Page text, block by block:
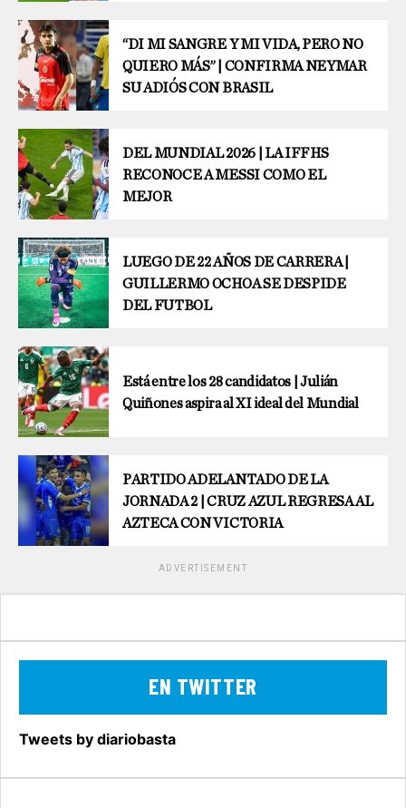
“DI MI SANGRE Y MI VIDA, PERO NO
QUIERO MÁS” | CONFIRMA NEYMAR
SU ADIÓS CON BRASIL
DEL MUNDIAL 2026 | LA IFFHS
RECONOCE A MESSI COMO EL
MEJOR
LUEGO DE 22 AÑOS DE CARRERA |
GUILLERMO OCHOA SE DESPIDE
DEL FUTBOL
Está entre los 28 candidatos | Julián
Quiñones aspira al XI ideal del Mundial
PARTIDO ADELANTADO DE LA
JORNADA 2 | CRUZ AZUL REGRESA AL
AZTECA CON VICTORIA
ADVERTISEMENT
EN TWITTER
Tweets by diariobasta